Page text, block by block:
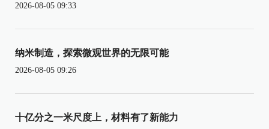
2026-08-05 09:33
纳米制造，探索微观世界的无限可能
2026-08-05 09:26
十亿分之一米尺度上，材料有了新能力